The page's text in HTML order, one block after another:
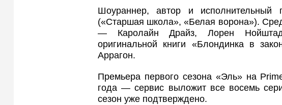
Шоураннер, автор и
(«Старшая школа», «Белая ворона»).
— Каролайн Драйз, Лорен
оригинальной книги «Блондинка в
Аррагон.
Премьера первого сезона «Эль» на
года — сервис выложит все восемь
сезон уже подтверждено.